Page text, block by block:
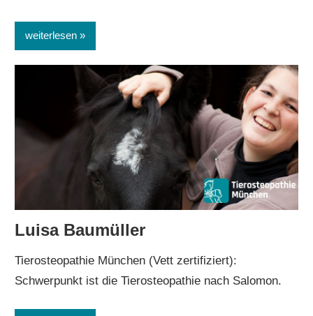
weiterlesen
Luisa Baumüller
Tierosteopathie München (Vett zertifiziert):
Schwerpunkt ist die Tierosteopathie nach Salomon.